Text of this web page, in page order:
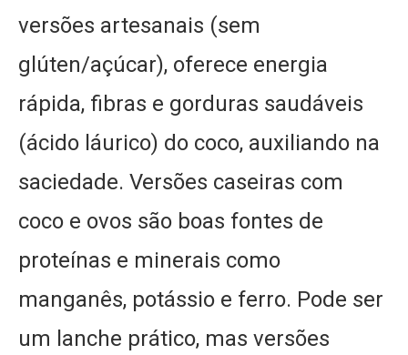
versões artesanais (sem
glúten/açúcar), oferece energia
rápida, fibras e gorduras saudáveis
(ácido láurico) do coco, auxiliando na
saciedade. Versões caseiras com
coco e ovos são boas fontes de
proteínas e minerais como
manganês, potássio e ferro. Pode ser
um lanche prático, mas versões